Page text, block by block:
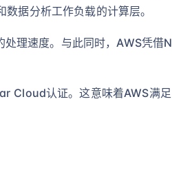
据分析工作负载的计算层。
理速度。与此同时，AWS凭
Cloud认证。这意味着AWS满